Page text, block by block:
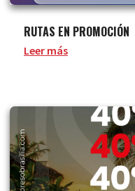
RUTAS EN PROMOCIÓN
Leer más